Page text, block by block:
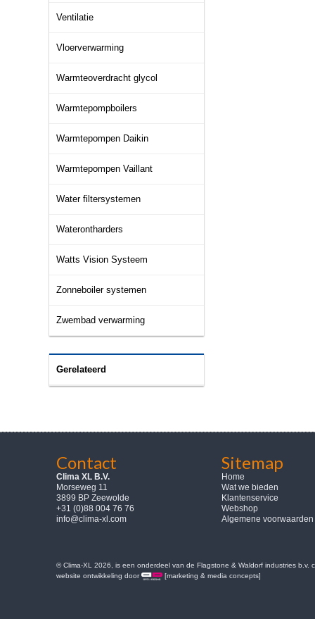
Ventilatie
Vloerverwarming
Warmteoverdracht glycol
Warmtepompboilers
Warmtepompen Daikin
Warmtepompen Vaillant
Water filtersystemen
Waterontharders
Watts Vision Systeem
Zonneboiler systemen
Zwembad verwarming
Gerelateerd
Contact
Clima XL B.V.
Morseweg 11
3899 BP Zeewolde
+31 (0)88 004 76 76
info@clima-xl.com
Sitemap
Home
Wat we bieden
Klantenservice
Webshop
Algemene voorwaarden
© Clima-XL 2026, is een onderdeel van de Flagstone & Waldorf industries b.v.
website ontwikkeling door
[marketing & media concepts]